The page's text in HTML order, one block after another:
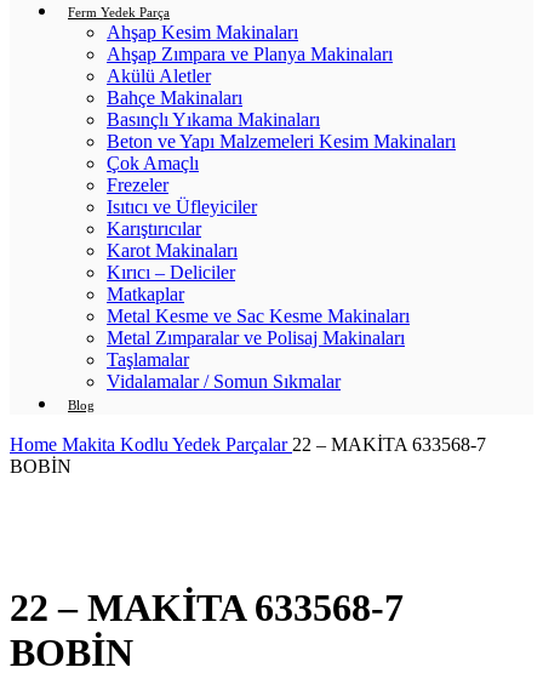
Ferm Yedek Parça
Ahşap Kesim Makinaları
Ahşap Zımpara ve Planya Makinaları
Akülü Aletler
Bahçe Makinaları
Basınçlı Yıkama Makinaları
Beton ve Yapı Malzemeleri Kesim Makinaları
Çok Amaçlı
Frezeler
Isıtıcı ve Üfleyiciler
Karıştırıcılar
Karot Makinaları
Kırıcı – Deliciler
Matkaplar
Metal Kesme ve Sac Kesme Makinaları
Metal Zımparalar ve Polisaj Makinaları
Taşlamalar
Vidalamalar / Somun Sıkmalar
Blog
Home Makita Kodlu Yedek Parçalar 22 – MAKİTA 633568-7
BOBİN
22 – MAKİTA 633568-7
BOBİN